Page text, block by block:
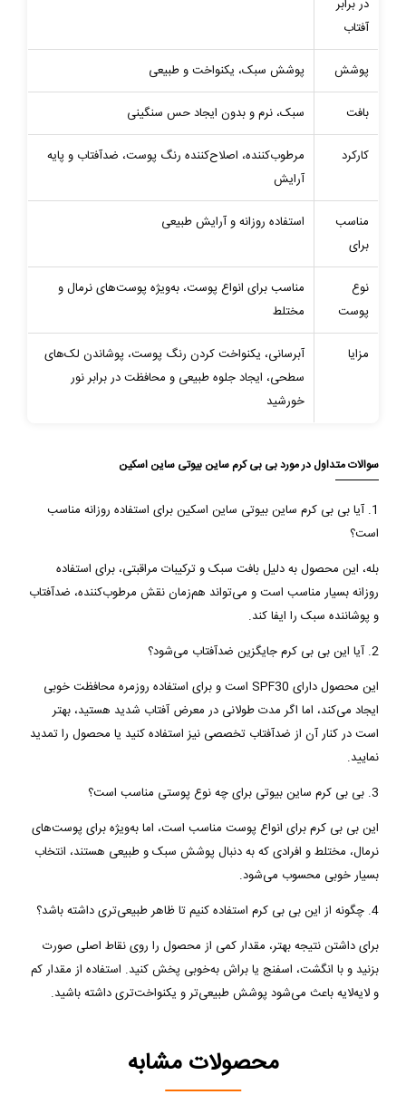
در برابر
آفتاب
پوشش پوشش سبک، یکنواخت و طبیعی
بافت سبک، نرم و بدون ایجاد حس سنگینی
کارکرد
مرطوب‌کننده، اصلاح‌کننده رنگ پوست، ضدآفتاب و پایه
آرایش
مناسب
برای
استفاده روزانه و آرایش طبیعی
نوع
پوست
مناسب برای انواع پوست، به‌ویژه پوست‌های نرمال و
مختلط
مزایا
آبرسانی، یکنواخت کردن رنگ پوست، پوشاندن لک‌های
سطحی، ایجاد جلوه طبیعی و محافظت در برابر نور
خورشید
سوالات متداول در مورد بی بی کرم ساین بیوتی ساین اسکین
1. آیا بی بی کرم ساین بیوتی ساین اسکین برای استفاده روزانه مناسب
است؟
بله، این محصول به دلیل بافت سبک و ترکیبات مراقبتی، برای استفاده
روزانه بسیار مناسب است و می‌تواند هم‌زمان نقش مرطوب‌کننده، ضدآفتاب
و پوشاننده سبک را ایفا کند.
2. آیا این بی بی کرم جایگزین ضدآفتاب می‌شود؟
این محصول دارای SPF30 است و برای استفاده روزمره محافظت خوبی
ایجاد می‌کند، اما اگر مدت طولانی در معرض آفتاب شدید هستید، بهتر
است در کنار آن از ضدآفتاب تخصصی نیز استفاده کنید یا محصول را تمدید
نمایید.
3. بی بی کرم ساین بیوتی برای چه نوع پوستی مناسب است؟
این بی بی کرم برای انواع پوست مناسب است، اما به‌ویژه برای پوست‌های
نرمال، مختلط و افرادی که به دنبال پوشش سبک و طبیعی هستند، انتخاب
بسیار خوبی محسوب می‌شود.
4. چگونه از این بی بی کرم استفاده کنیم تا ظاهر طبیعی‌تری داشته باشد؟
برای داشتن نتیجه بهتر، مقدار کمی از محصول را روی نقاط اصلی صورت
بزنید و با انگشت، اسفنج یا براش به‌خوبی پخش کنید. استفاده از مقدار کم
و لایه‌لایه باعث می‌شود پوشش طبیعی‌تر و یکنواخت‌تری داشته باشید.
محصولات مشابه